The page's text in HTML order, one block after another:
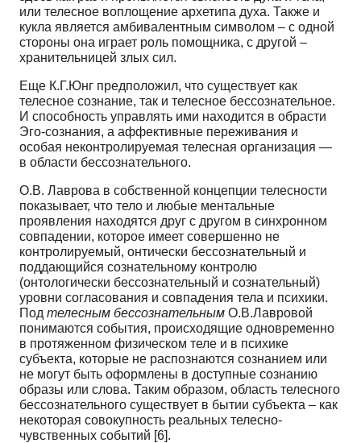
или телесное воплощение архетипа духа. Также и
кукла является амбивалентным символом – с одной
стороны она играет роль помощника, с другой –
хранительницей злых сил.
Еще К.Г.Юнг предположил, что существует как
телесное сознание, так и телесное бессознательное.
И способность управлять ими находится в обрасти
Эго-сознания, а аффективные переживания и
особая неконтролируемая телесная организация —
в области бессознательного.
О.В. Лаврова в собственной концепции телесности
показывает, что тело и любые ментальные
проявления находятся друг с другом в синхронном
совпадении, которое имеет совершенно не
контролируемый, онтически бессознательный и
поддающийся сознательному контролю
(онтологически бессознательный и сознательный)
уровни согласования и совпадения тела и психики.
Под телесным бессознательным О.В.Лавровой
понимаются события, происходящие одновременно
в протяженном физическом теле и в психике
субъекта, которые не распознаются сознанием или
не могут быть оформлены в доступные сознанию
образы или слова. Таким образом, область телесного
бессознательного существует в бытии субъекта – как
некоторая совокупность реальных телесно-
чувственных событий [6].